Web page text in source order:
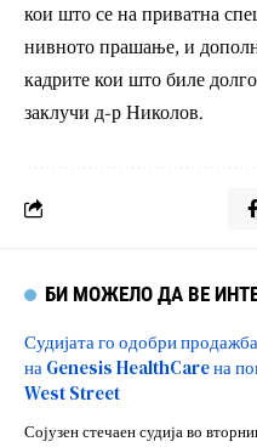
кои што се на приватна
нивното прашање, и
кадрите кои што биле
заклучи д-р Николов.
БИ МОЖЕЛО ДА ВЕ
Судијата го одобри
на Genesis HealthCare на
West Street
Сојузен стечаен судија во